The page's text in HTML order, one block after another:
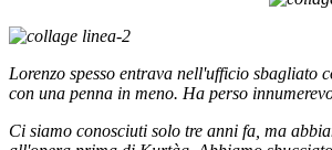
Lorenzo spesso entrava nell'ufficio
con una penna in meno. Ha perso
Ci siamo conosciuti solo tre anni fa, ma